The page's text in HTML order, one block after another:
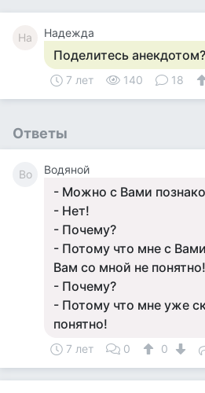
На Надежда
Поделитесь
7 лет 140 18
Ответы
Во Водяной
- Можно с Вами
- Нет!
- Почему?
- Потому что мне с
Вам со мной не понятно!
- Почему?
- Потому что мне уже
понятно!
7 лет 0 0